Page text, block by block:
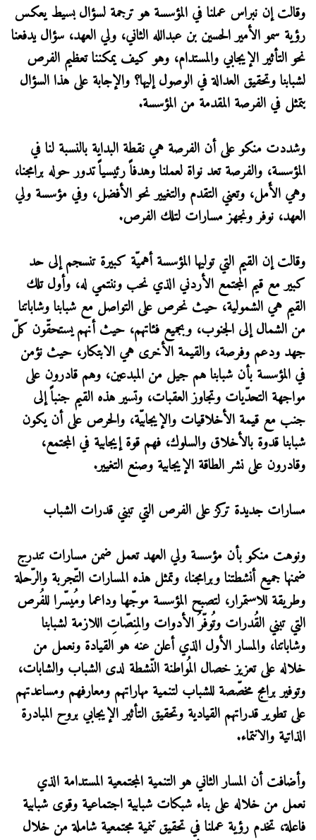
وقالت إن نبراس عملنا في المؤسسة هو ترجمة لسؤال بسيط يعكس
رؤية سمو الأمير الحسين بن عبدالله الثاني، ولي العهد، سؤال يدفعنا
نحو التأثير الإيجابي والمستدام، وهو كيف يمكننا تعظيم الفرص
لشبابنا وتحقيق العدالة في الوصول إليها؟ والإجابة على هذا السؤال
يتمثل في الفرصة المقدمة من المؤسسة.
وشددت منكو على أن الفرصة هي نقطة البداية بالنسبة لنا في
المؤسسة، والفرصة تعد نواة لعملنا وهدفاً رئيسياً تدور حوله برامجنا،
وهي الأَمل، وتعني التقدم والتغيير نحو الأفضل، وفي مؤسسة ولي
العهد، نوفر ونجهز مسارات لتلك الفرص.
وقالت إن القيم التي توليها المؤسسة أهميّة كبيرة تنسجم إلى حد
كبير مع قيم المجتمع الأردني الذي نحب وننتمي له، وأول تلك
القيم هي الشمولية، حيث نحرص على التواصل مع شبابنا وشاباتنا
من الشمال إلى الجنوب، وبجميع فئاتهم، حيث أنهم يستحقّون كلّ
جهد ودعم وفرصة، والقيمة الأخرى هي الابتكار، حيث نؤمن
في المؤسسة بأن شبابنا هم جيل من المبدعين، وهم قادرون على
مواجهة التحدّيات وتجاوز العقبات، وتسير هذه القيم جنباً إلى
جنب مع قيمة الأخلاقيات والإيجابيّة، والحرص على أن يكون
شبابنا قدوة بالأخلاق والسلوك، فهم قوة إيجابية في المجتمع،
وقادرون على نشر الطاقة الإيجابية وصنع التغيير.
مسارات جديدة تركز على الفرص التي تبني قدرات الشباب
ونوهت منكو بأن مؤسسة ولي العهد تعمل ضمن مسارات تندرج
ضمنها جميع أنشطتنا وبرامجنا، وتمثل هذه المسارات التّجربة والرّحلة
وطريقة للاستمرار، لتصبح المؤسسة موجّها وداعما ومُيسّرا للفُرص
التي تبني القُدرات وتُوفّرُ الأدوات والمِنصّاتِ اللازمة لشبابنا
وشاباتنا، والمسار الأول الذي أعلن عنه هو القيادة ونعمل من
خلاله على تعزيز خصال المُواطنة النّشطة لدى الشباب والشابات،
وتوفير برامج مخصّصة للشباب لتنمية مهاراتهم ومعارفهم ومساعدتهم
على تطوير قدراتهم القيادية وتحقيق التأثير الإيجابي بروح المبادرة
الذاتية والانتماء.
وأضافت أن المسار الثاني هو التنمية المجتمعية المستدامة الذي
نعمل من خلاله على بناء شبكات شبابية اجتماعية وقوى شبابية
فاعلة، تخدم رؤية عملنا في تحقيق تنمية مجتمعية شاملة من خلال